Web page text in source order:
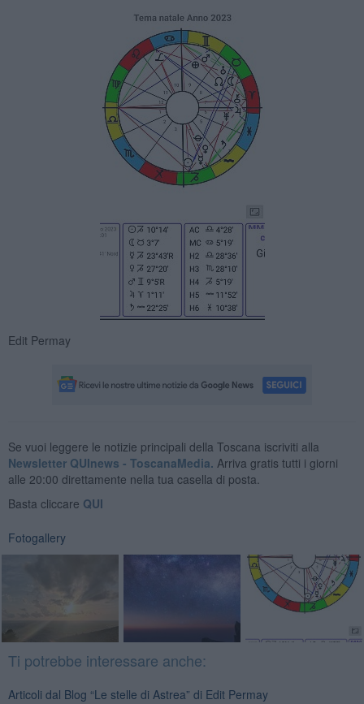
Edit Permay
Se vuoi leggere le notizie principali della Toscana iscriviti alla
Newsletter QUInews - ToscanaMedia. Arriva gratis tutti i giorni
alle 20:00 direttamente nella tua casella di posta.
Basta cliccare QUI
Fotogallery
Ti potrebbe interessare anche:
Articoli dal Blog “Le stelle di Astrea” di Edit Permay